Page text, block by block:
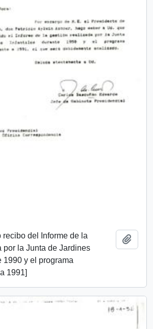
recibo del Informe de la
por la Junta de Jardines
1990 y el programa
1991]